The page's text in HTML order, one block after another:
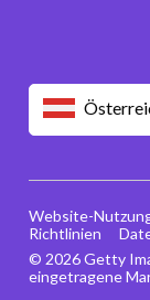
© 2026 Getty
eingetragene
Website-
Richtlinien